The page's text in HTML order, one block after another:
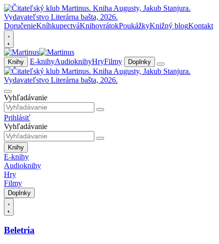
DoručenieKníhkupectváKnihovrátokPoukážkyKnižný blogKontakt
Knihy E-knihyAudioknihyHryFilmy Doplnky
Vyhľadávanie
Prihlásiť
Vyhľadávanie
Knihy
E-knihy
Audioknihy
Hry
Filmy
Doplnky
Beletria